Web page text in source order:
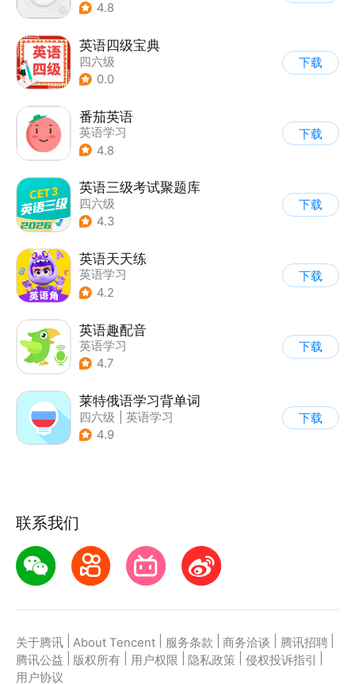
4.8
英语四级宝典
四六级
0.0
下载
番茄英语
英语学习
4.8
下载
英语三级考试聚题库
四六级
4.3
下载
英语天天练
英语学习
4.2
下载
英语趣配音
英语学习
4.7
下载
莱特俄语学习背单词
四六级
英语学习
| 小语种
4.9
下载
联系我们
关于腾讯 About Tencent 服务条款 商务洽谈 腾讯招聘
腾讯公益
版权所有 用户权限 隐私政策 侵权投诉指引
用户协议